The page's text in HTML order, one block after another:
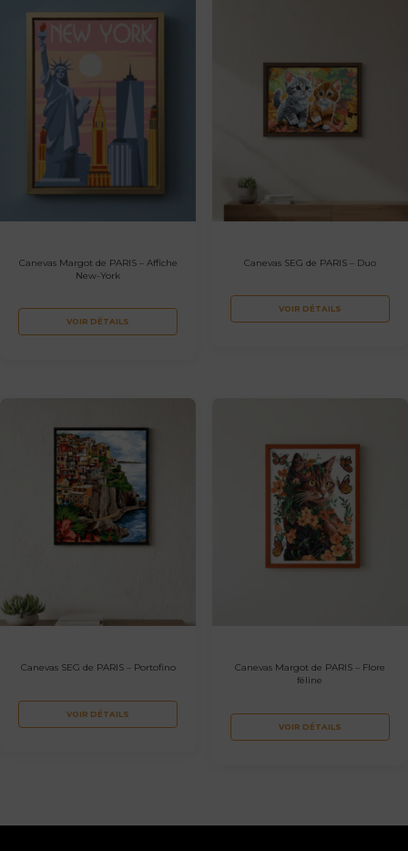
Canevas Margot de PARIS – Affiche
New-York
VOIR DÉTAILS
Canevas SEG de PARIS – Duo
VOIR DÉTAILS
Canevas SEG de PARIS – Portofino
VOIR DÉTAILS
Canevas Margot de PARIS – Flore
féline
VOIR DÉTAILS